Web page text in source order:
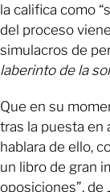
la califica como
del proceso
simulacros de
laberinto de la
Que en su
tras la puesta en
hablara de ello,
un libro de gran
oposiciones”, de